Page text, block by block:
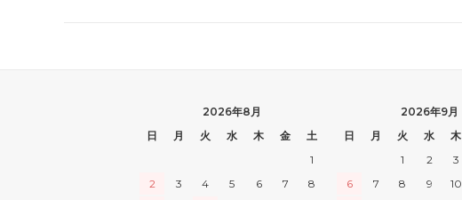
2026年8月
日
月 火 水 木 金
土
1
2
3 4 5 6 7
8
2026年9月
日
月 火 水 木
1
2 3
6
7 8 9 10